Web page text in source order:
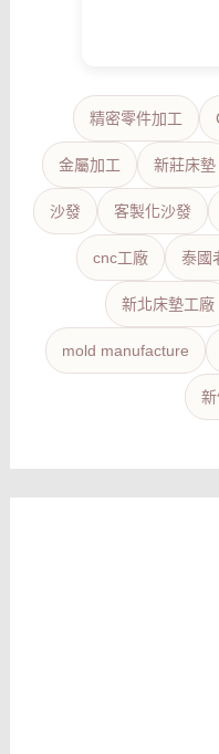
精密零件加工
金屬加工 新莊床墊
沙發 客製化沙發
cnc工廠 泰國
新北床墊工廠
mold manufacture